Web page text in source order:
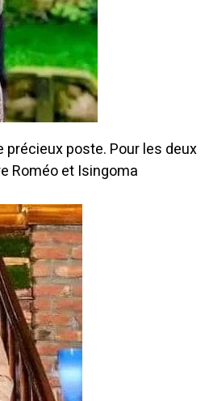
précieux poste. Pour les deux
Roméo et Isingoma